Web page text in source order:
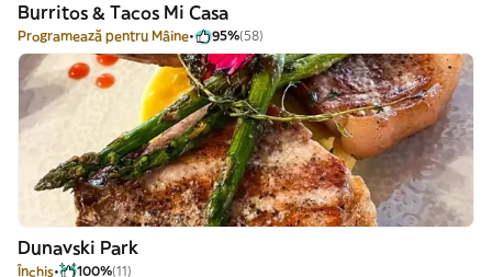
Burritos & Tacos Mi Casa
Programează pentru Mâine 95%(58)
Dunavski Park
Închis 100%(11)